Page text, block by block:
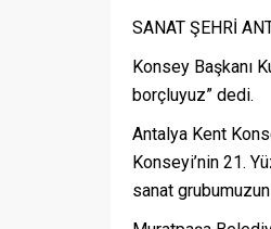
SANAT ŞEHRİ
Konsey Başkanı
borçluyuz” dedi.
Antalya Kent
Konseyi’nin 21.
sanat